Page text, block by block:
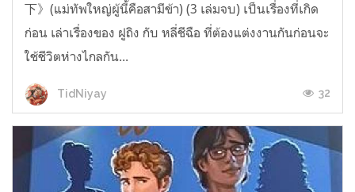
下》(แม่ทัพใหญ่ผู้นี้คือสามีข้า) (3 เล่มจบ) เป็นเรื่องที่เกิด
ก่อน เล่าเรื่องของ ฝูถิง กับ หลี่ชีฉือ ที่ต้องแต่งงานกันก่อนจะ
ใช้ชีวิตห่างไกลกัน...
TidNiyay 32